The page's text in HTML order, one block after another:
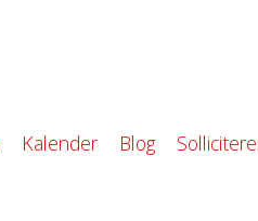
Kalender Blog